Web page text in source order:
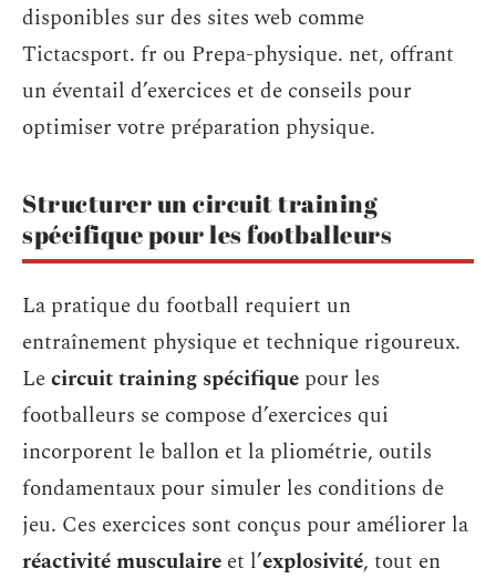
disponibles sur des sites web comme
Tictacsport. fr ou Prepa-physique. net, offrant
un éventail d’exercices et de conseils pour
optimiser votre préparation physique.
Structurer un circuit training
spécifique pour les footballeurs
La pratique du football requiert un
entraînement physique et technique rigoureux.
Lecircuit training spécifique pour les
footballeurs se compose d’exercices qui
incorporent le ballon et la pliométrie, outils
fondamentaux pour simuler les conditions de
jeu. Ces exercices sont conçus pour améliorer la
réactivité musculaire et l’explosivité, tout en